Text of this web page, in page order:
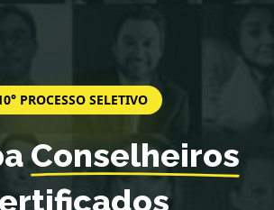
PROCESSO SELETIVO
Conselheiros